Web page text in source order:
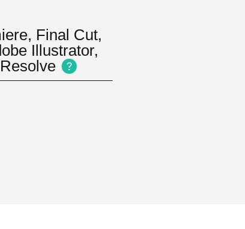
Final Cut,
Illustrator,